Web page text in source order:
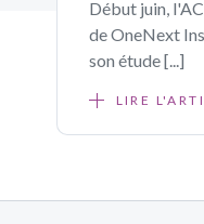
Début juin,
de OneNext
son étude [...]
LIRE